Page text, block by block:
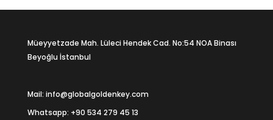
Müeyyetzade Mah. Lüleci Hendek Cad. No:54 NOA Binası
Beyoğlu İstanbul
Mail: info@globalgoldenkey.com
Whatsapp: +90 534 279 45 13